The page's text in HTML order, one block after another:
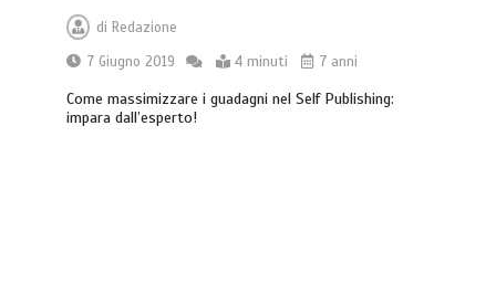
di Redazione
7 Giugno 2019
4 minuti 7 anni
Come massimizzare i guadagni nel Self Publishing:
impara dall’esperto!